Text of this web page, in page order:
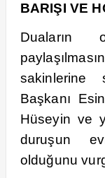
BARIŞI VE
Duaların
sakinlerine
Başkanı
Hüseyin ve
duruşun
olduğunu